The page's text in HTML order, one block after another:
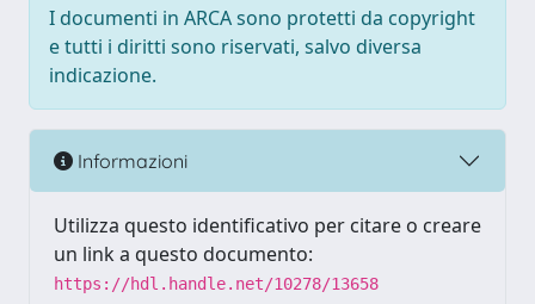
I documenti in ARCA sono protetti da copyright
e tutti i diritti sono riservati, salvo diversa
indicazione.
Informazioni
Utilizza questo identificativo per citare o creare
un link a questo documento:
https://hdl.handle.net/10278/13658